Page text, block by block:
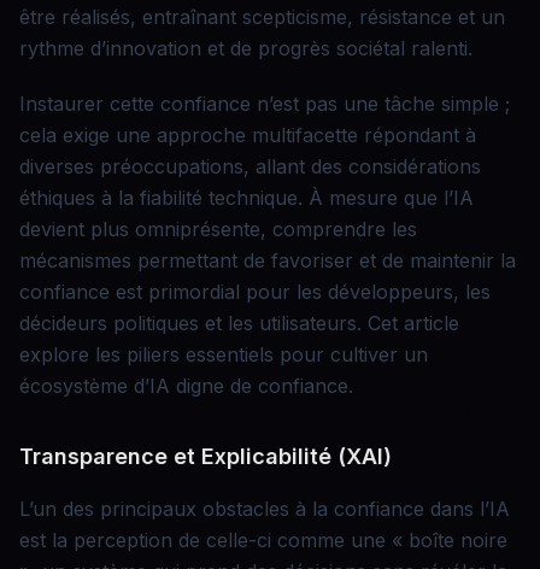
être réalisés, entraînant scepticisme, résistance et un
rythme d’innovation et de progrès sociétal ralenti.
Instaurer cette confiance n’est pas une tâche simple ;
cela exige une approche multifacette répondant à
diverses préoccupations, allant des considérations
éthiques à la fiabilité technique. À mesure que l’IA
devient plus omniprésente, comprendre les
mécanismes permettant de favoriser et de maintenir la
confiance est primordial pour les développeurs, les
décideurs politiques et les utilisateurs. Cet article
explore les piliers essentiels pour cultiver un
écosystème d’IA digne de confiance.
Transparence et Explicabilité (XAI)
L’un des principaux obstacles à la confiance dans l’IA
est la perception de celle-ci comme une « boîte noire